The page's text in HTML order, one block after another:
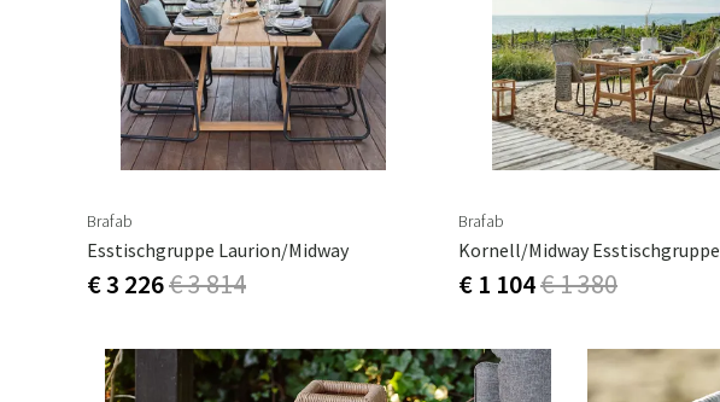
Brafab
Esstischgruppe Laurion/Midway
€ 3 226€ 3 814
Brafab
Kornell/Midway Esstischgruppe
€ 1 104€ 1 380